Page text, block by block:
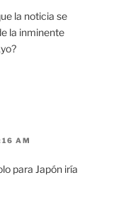
la noticia se
la inminente
AM
para Japón iría